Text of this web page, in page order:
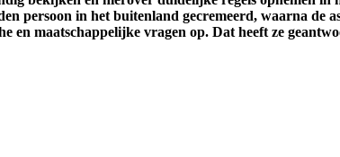
persoon in het buitenland gecremeerd, waarna
maatschappelijke vragen op. Dat heeft ze